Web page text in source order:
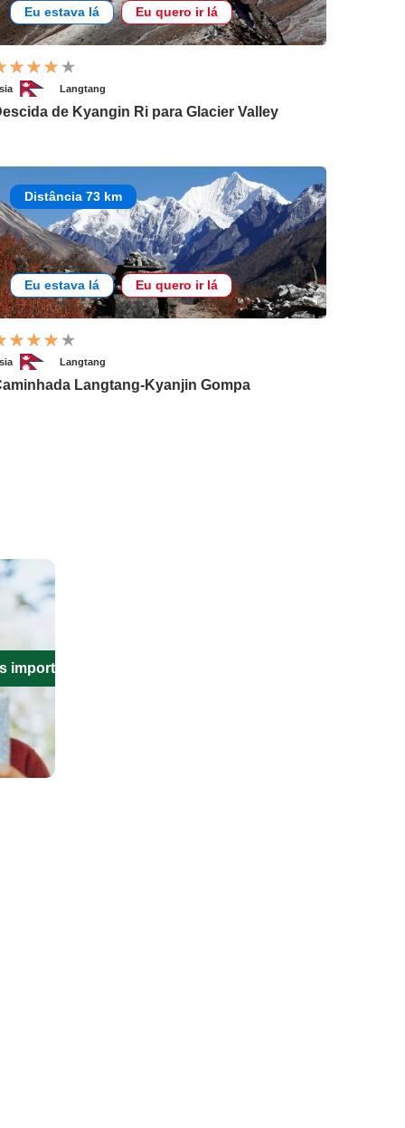
Eu estava lá Eu quero ir lá
Langtang
de Kyangin Ri para Glacier Valley
Distância 73 km
Eu estava lá Eu quero ir lá
Langtang
Langtang-Kyanjin Gompa
importantes